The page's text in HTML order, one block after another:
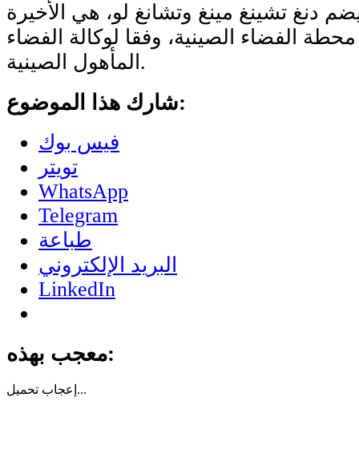
دنغ تشينغ مينغ وتشانغ لو، هي الأخيرة
الفضاء الصينية، وفقا لوكالة الفضاء
المأهول الصينية.
شارك هذا الموضوع:
فيس بوك
تويتر
WhatsApp
Telegram
طباعة
البريد الإلكتروني
LinkedIn
معجب بهذه:
إعجاب تحميل...